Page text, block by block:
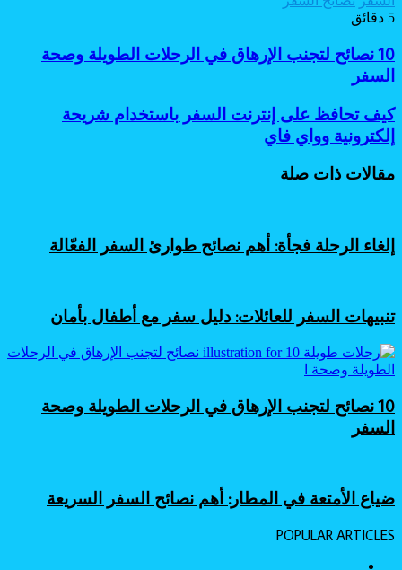
5 دقائق
10
نصائح
لتجنب
في
الرحلات
وصحة
10 نصائح لتجنب الإرهاق في الرحلات الطويلة وصحة
السفر
كيف
تحافظ
على
إنترنت
السفر
وواي
كيف تحافظ على إنترنت السفر باستخدام شريحة
إلكترونية وواي فاي
مقالات ذات صلة
إلغاء الرحلة فجأة: أهم نصائح طوارئ السفر الفعّالة
تنبيهات السفر للعائلات: دليل سفر مع أطفال بأمان
10 نصائح لتجنب الإرهاق في الرحلات الطويلة وصحة
السفر
ضياع الأمتعة في المطار: أهم نصائح السفر السريعة
POPULAR ARTICLES